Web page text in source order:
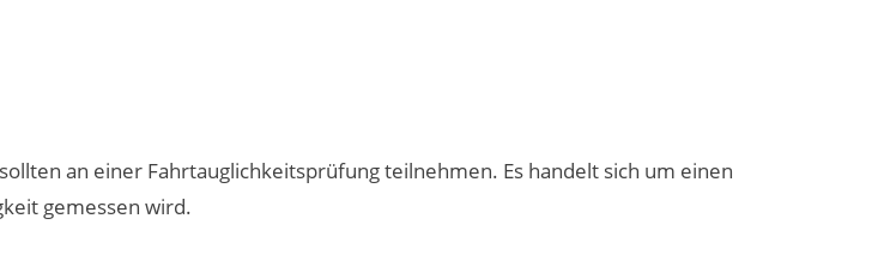
an einer Fahrtauglichkeitsprüfung teilnehmen. Es handelt sich um einen
gemessen wird.